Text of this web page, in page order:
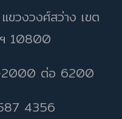
ขวงวงศ์สว่าง เขต
10800
2000 ต่อ 6200
4356